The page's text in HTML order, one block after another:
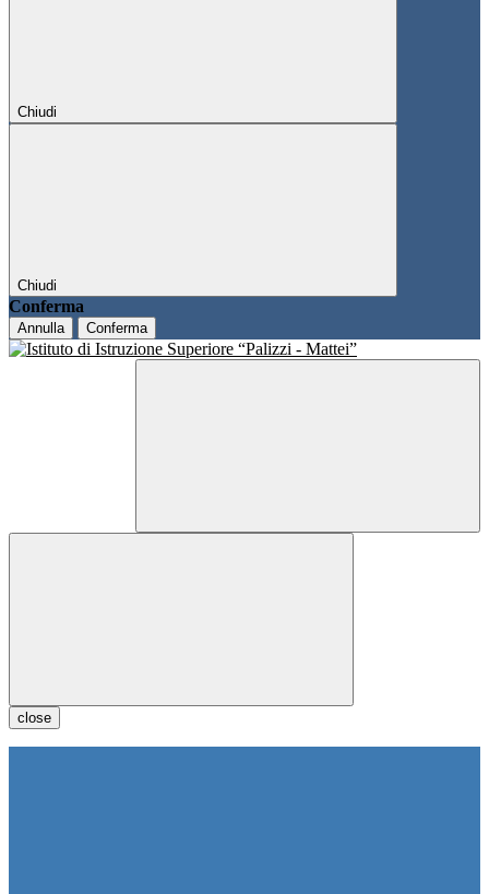
Chiudi
Chiudi
Conferma
Annulla Conferma
close